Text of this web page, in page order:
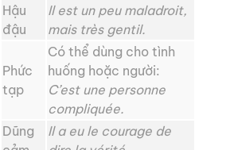
Hậu
đậu
Il est un peu maladroit,
mais très gentil.
Phức
tạp
Có thể dùng cho tình
huống hoặc người:
C’est une personne
compliquée.
Dũng
Il a eu le courage de